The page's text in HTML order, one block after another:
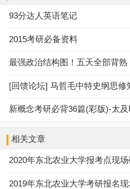
93分达人英语笔记
2015考研必备资料
[回馈论坛] 马哲毛中特史纲思修
新概念考研必背36篇(彩版)-太
相关文章
2020年东北农业大学报考点现